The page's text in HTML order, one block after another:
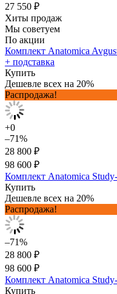
27 550 ₽
Хиты продаж
Мы советуем
По акции
Комплект Anatomica
+ подставка
Купить
Дешевле всех на 20%
Распродажа!
+0
–71%
28 800 ₽
98 600 ₽
Комплект Anatomica
Купить
Дешевле всех на 20%
Распродажа!
–71%
28 800 ₽
98 600 ₽
Комплект Anatomica
Купить